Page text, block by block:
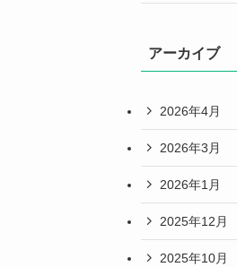
アーカイブ
2026年4月
2026年3月
2026年1月
2025年12月
2025年10月